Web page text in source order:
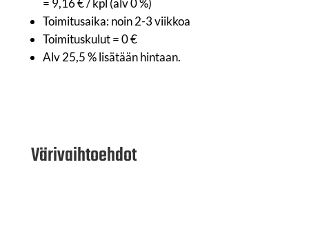
= 9,16 € / kpl (alv 0 %)
Toimitusaika: noin 2-3 viikkoa
Toimituskulut = 0 €
Alv 25,5 % lisätään hintaan.
Värivaihtoehdot